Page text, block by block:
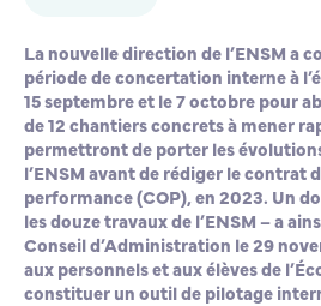
L’ENSM recrute
La recherche
L'international
La nouvelle direction de l’ENSM a
période de concertation interne à
15 septembre et le 7 octobre pour
de 12 chantiers concrets à mener
permettront de porter les
l’ENSM avant de rédiger le contrat
performance (COP), en 2023. Un
les douze travaux de l’ENSM – a
Conseil d’Administration le 29
aux personnels et aux élèves de
constituer un outil de pilotage